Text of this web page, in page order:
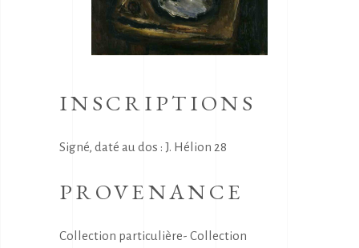
INSCRIPTIONS
Signé, daté au dos : J. Hélion 28
PROVENANCE
Collection particulière- Collection